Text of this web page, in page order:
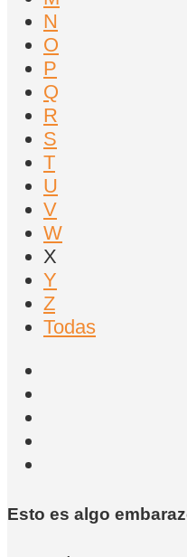
N
O
P
Q
R
S
T
U
V
W
X
Y
Z
Todas
Esto es algo